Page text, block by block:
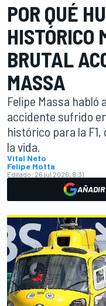
POR QUÉ
BRUTAL
MASSA
Felipe Massa
accidente sufrido
histórico para la
la vida.
Vital Neto
Felipe Motta
Editado: 26 jul 2026, 8:31
AÑADIR